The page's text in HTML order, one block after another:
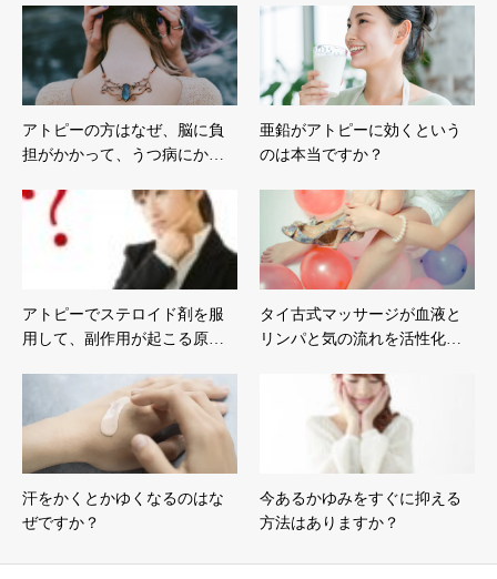
アトピーの方はなぜ、脳に負
担がかかって、うつ病にか…
亜鉛がアトピーに効くという
のは本当ですか？
アトピーでステロイド剤を服
用して、副作用が起こる原…
タイ古式マッサージが血液と
リンパと気の流れを活性化…
汗をかくとかゆくなるのはな
ぜですか？
今あるかゆみをすぐに抑える
方法はありますか？